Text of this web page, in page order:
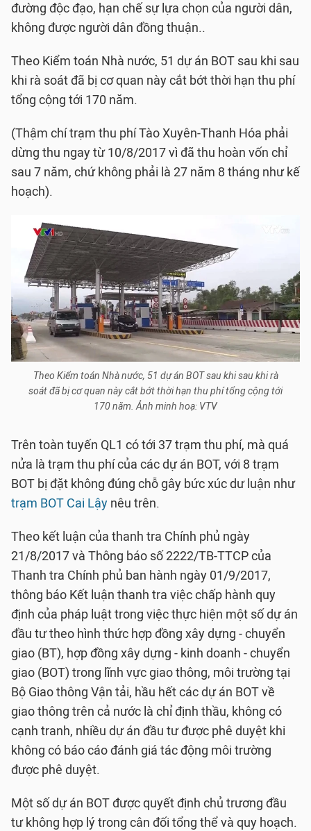
đường độc đạo, hạn chế sự lựa chọn của người dân,
không được người dân đồng thuận..
Theo Kiểm toán Nhà nước, 51 dự án BOT sau khi sau
khi rà soát đã bị cơ quan này cắt bớt thời hạn thu phí
tổng cộng tới 170 năm.
(Thậm chí trạm thu phí Tào Xuyên-Thanh Hóa phải
dừng thu ngay từ 10/8/2017 vì đã thu hoàn vốn chỉ
sau 7 năm, chứ không phải là 27 năm 8 tháng như kế
hoạch).
Theo Kiểm toán Nhà nước, 51 dự án BOT sau khi sau khi rà
soát đã bị cơ quan này cắt bớt thời hạn thu phí tổng cộng tới
170 năm. Ảnh minh hoạ: VTV
Trên toàn tuyến QL1 có tới 37 trạm thu phí, mà quá
nửa là trạm thu phí của các dự án BOT, với 8 trạm
BOT bị đặt không đúng chỗ gây bức xúc dư luận như
trạm BOT Cai Lậy nêu trên.
Theo kết luận của thanh tra Chính phủ ngày
21/8/2017 và Thông báo số 2222/TB-TTCP của
Thanh tra Chính phủ ban hành ngày 01/9/2017,
thông báo Kết luận thanh tra việc chấp hành quy
định của pháp luật trong việc thực hiện một số dự án
đầu tư theo hình thức hợp đồng xây dựng - chuyển
giao (BT), hợp đồng xây dựng - kinh doanh - chuyển
giao (BOT) trong lĩnh vực giao thông, môi trường tại
Bộ Giao thông Vận tải, hầu hết các dự án BOT về
giao thông trên cả nước là chỉ định thầu, không có
cạnh tranh, nhiều dự án đầu tư được phê duyệt khi
không có báo cáo đánh giá tác động môi trường
được phê duyệt.
Một số dự án BOT được quyết định chủ trương đầu
tư không hợp lý trong cân đối tổng thể và quy hoạch.